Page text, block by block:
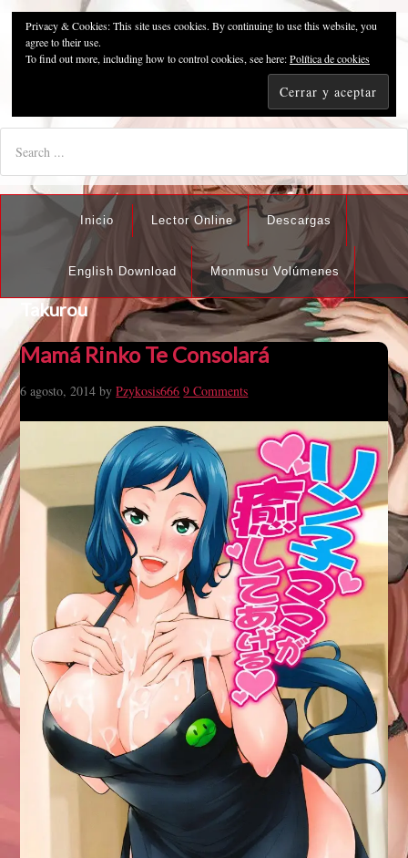
Pzykosis666HFansub
"I'm the best there is at what I do, but what I do best isn't very
Inicio Lector Online Descargas
English Download Monmusu Volúmenes
Takurou
Mamá Rinko Te Consolará
6 agosto, 2014 byPzykosis666 9 Comments
Privacy & Cookies: This site uses cookies. By continuing to use this website, you
agree to their use.
To find out more, including how to control cookies, see here:Política de cookies